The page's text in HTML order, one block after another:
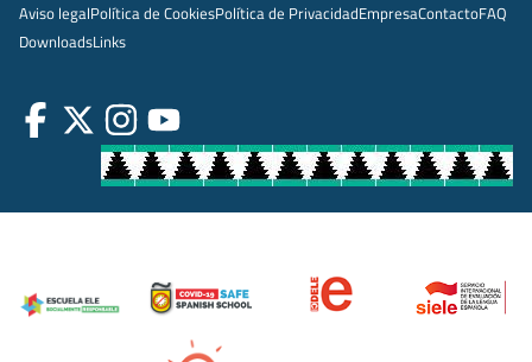
Aviso legalPolítica de CookiesPolítica de PrivacidadEmpresaContactoFAQ
DownloadsLinks